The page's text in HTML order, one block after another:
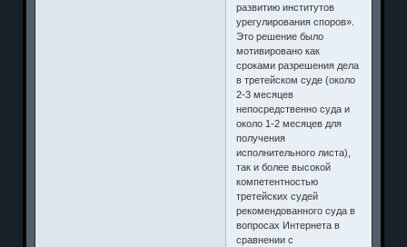
развитию институтов
урегулирования споров».
Это решение было
мотивировано как
сроками разрешения дела
в третейском суде (около
2-3 месяцев
непосредственно суда и
около 1-2 месяцев для
получения
исполнительного листа),
так и более высокой
компетентностью
третейских судей
рекомендованного суда в
вопросах Интернета в
сравнении с